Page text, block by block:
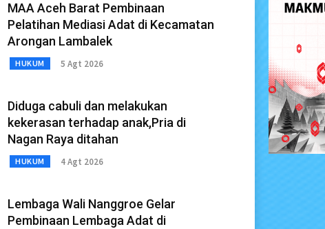
MAA Aceh Barat Pembinaan
Pelatihan Mediasi Adat di Kecamatan
Arongan Lambalek
HUKUM 5 Agt 2026
Diduga cabuli dan melakukan
kekerasan terhadap anak,Pria di
Nagan Raya ditahan
HUKUM 4 Agt 2026
Lembaga Wali Nanggroe Gelar
Pembinaan Lembaga Adat di